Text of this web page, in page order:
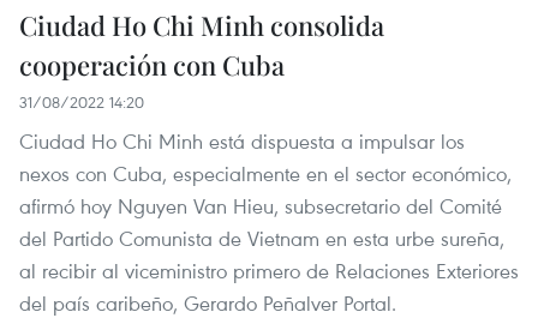
Ciudad Ho Chi Minh consolida
cooperación con Cuba
31/08/2022 14:20
Ciudad Ho Chi Minh está dispuesta a impulsar los
nexos con Cuba, especialmente en el sector económico,
afirmó hoy Nguyen Van Hieu, subsecretario del Comité
del Partido Comunista de Vietnam en esta urbe sureña,
al recibir al viceministro primero de Relaciones Exteriores
del país caribeño, Gerardo Peñalver Portal.